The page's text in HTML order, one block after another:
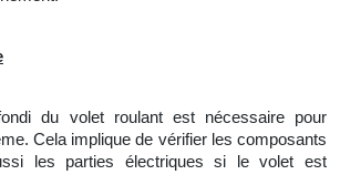
du volet roulant est nécessaire pour
Cela implique de vérifier les composants
les parties électriques si le volet est